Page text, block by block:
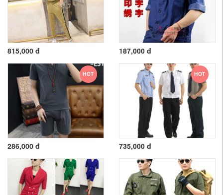
815,000 đ 187,000 đ
HOT
286,000 đ
HOT
735,000 đ